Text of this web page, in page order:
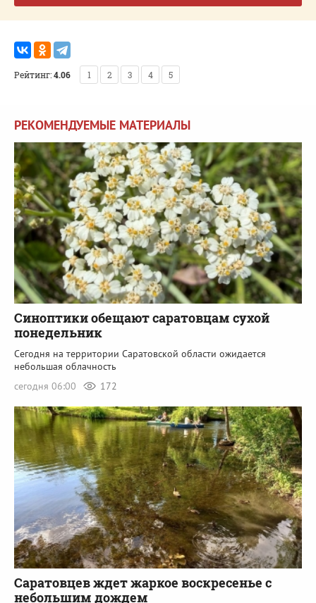
Рейтинг:4.06 1 2 3 4 5
РЕКОМЕНДУЕМЫЕ МАТЕРИАЛЫ
Синоптики обещают саратовцам сухой
понедельник
Сегодня на территории Саратовской области ожидается
небольшая облачность
сегодня 06:00
172
Саратовцев ждет жаркое воскресенье с
небольшим дождем